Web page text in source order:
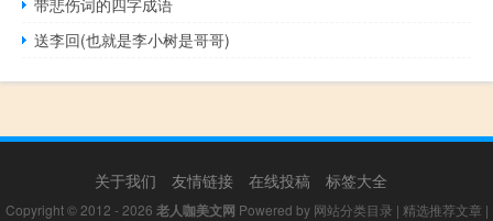
送李回(也就是李小树是哥哥)
关于我们 友情链接 在线投稿 标签大全
Copyright © 2012 - 2026 老人咖美文网 Powered by 网站分类目录 | 精选推荐文章 |